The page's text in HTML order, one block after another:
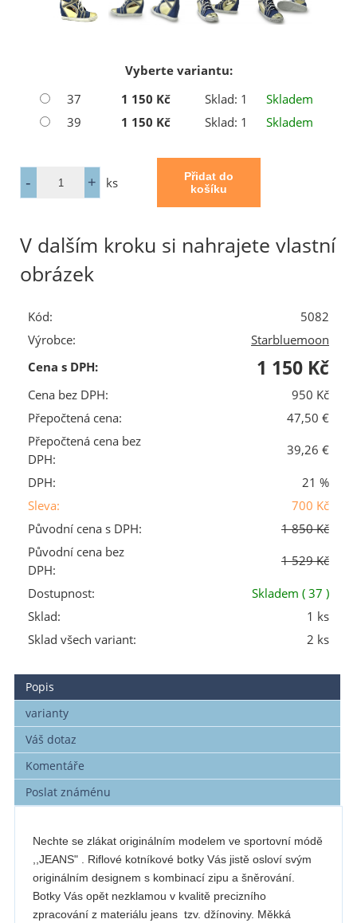
Vyberte variantu:
37
1 150 Kč Sklad: 1
Skladem
39
1 150 Kč Sklad: 1 Skladem
ks
V dalším kroku si nahrajete vlastní
obrázek
Kód:
5082
Výrobce:
Starbluemoon
Cena s DPH:
1 150 Kč
Cena bez DPH:
950 Kč
Přepočtená cena:
47,50 €
Přepočtená cena bez
DPH:
39,26 €
DPH:
21 %
Sleva:
700 Kč
Původní cena s DPH:
1 850 Kč
Původní cena bez
DPH:
1 529 Kč
Dostupnost:
Skladem ( 37 )
Sklad:
1 ks
Sklad všech variant:
2 ks
Popis
varianty
Váš dotaz
Komentáře
Poslat známénu
Nechte se zlákat originálním modelem ve sportovní módě
,,JEANS" . Riflové kotníkové botky Vás jistě osloví svým
originálním designem s kombinací zipu a šněrování.
Botky Vás opět nezklamou v kvalitě precizního
zpracování z materiálu jeans tzv. džínoviny. Měkká